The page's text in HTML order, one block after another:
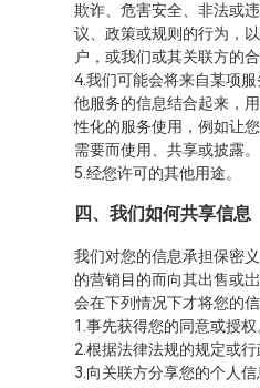
欺诈、危害安全、非法或
议、政策或规则的行为，
户，或我们或其关联方的合
4.我们可能会将来自某项
他服务的信息结合起来，
性化的服务使用，例如让
需要而使用、共享或披露。
5.经您许可的其他用途。
四、我们如何共享信息
我们对您的信息承担保密
的营销目的而向其出售或
会在下列情况下才将您的
1.事先获得您的同意或授权
2.根据法律法规的规定或行
3.向关联方分享您的个人信